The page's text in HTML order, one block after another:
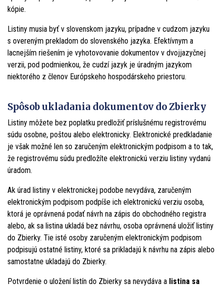
kópie.
Listiny musia byť v slovenskom jazyku, prípadne v cudzom jazyku
s overeným prekladom do slovenského jazyka. Efektívnym a
lacnejším riešením je vyhotovovanie dokumentov v dvojjazyčnej
verzii, pod podmienkou, že cudzí jazyk je úradným jazykom
niektorého z členov Európskeho hospodárskeho priestoru.
Spôsob ukladania dokumentov do Zbierky
Listiny môžete bez poplatku predložiť príslušnému registrovému
súdu osobne, poštou alebo elektronicky. Elektronické predkladanie
je však možné len so zaručeným elektronickým podpisom a to tak,
že registrovému súdu predložíte elektronickú verziu listiny vydanú
úradom.
Ak úrad listiny v elektronickej podobe nevydáva, zaručeným
elektronickým podpisom podpíše ich elektronickú verziu osoba,
ktorá je oprávnená podať návrh na zápis do obchodného registra
alebo, ak sa listina ukladá bez návrhu, osoba oprávnená uložiť listiny
do Zbierky. Tie isté osoby zaručeným elektronickým podpisom
podpisujú ostatné listiny, ktoré sa prikladajú k návrhu na zápis alebo
samostatne ukladajú do Zbierky.
Potvrdenie o uložení listín do Zbierky sa nevydáva a listina sa